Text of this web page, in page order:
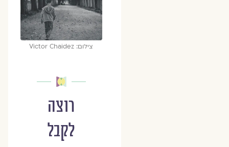
צילום: Victor Chaidez
רוצה
לקבל